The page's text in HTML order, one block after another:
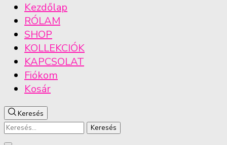
Kezdőlap
RÓLAM
SHOP
KOLLEKCIÓK
KAPCSOLAT
Fiókom
Kosár
Keresés
Keresés: